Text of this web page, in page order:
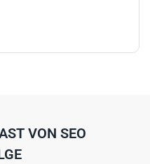
VON SEO